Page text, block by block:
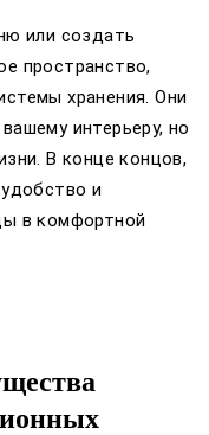
или создать
пространство,
хранения. Они
интерьеру, но
В конце концов,
и
в комфортной